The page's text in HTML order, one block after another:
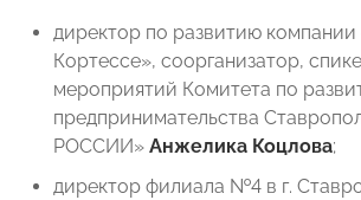
директор по развитию
Кортессе», соорганизатор,
мероприятий Комитета по
предпринимательства
РОССИИ» Анжелика Коцлова;
директор филиала №4 в г.